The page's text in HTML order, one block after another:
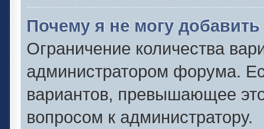
Почему я не могу
Ограничение количества
администратором форума.
вариантов, превышающее
вопросом к администратору.